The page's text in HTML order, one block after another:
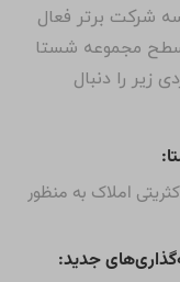
شرکت برتر فعال
سطح مجموعه شستا
زیر را دنبال
املاک به منظور
جدید: